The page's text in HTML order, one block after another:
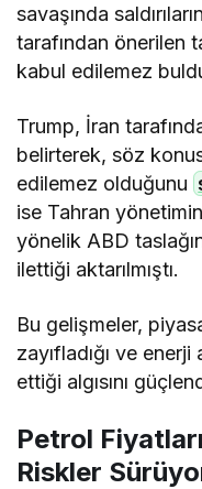
savaşında
tarafından önerilen
kabul edilemez
Trump, İran
belirterek, söz
edilemez olduğunu
ise Tahran
yönelik ABD
ilettiği aktarılmıştı.
Bu gelişmeler,
zayıfladığı ve
ettiği algısını
Petrol
Riskler